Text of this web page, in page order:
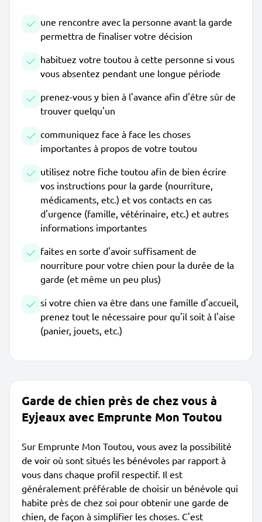
une rencontre avec la personne avant la garde
permettra de finaliser votre décision
habituez votre toutou à cette personne si vous
vous absentez pendant une longue période
prenez-vous y bien à l'avance afin d'être sûr de
trouver quelqu'un
communiquez face à face les choses
importantes à propos de votre toutou
utilisez notre fiche toutou afin de bien écrire
vos instructions pour la garde (nourriture,
médicaments, etc.) et vos contacts en cas
d'urgence (famille, vétérinaire, etc.) et autres
informations importantes
faites en sorte d'avoir suffisament de
nourriture pour votre chien pour la durée de la
garde (et même un peu plus)
si votre chien va être dans une famille d'accueil,
prenez tout le nécessaire pour qu'il soit à l'aise
(panier, jouets, etc.)
Garde de chien près de chez vous à
Eyjeaux avec Emprunte Mon Toutou
Sur Emprunte Mon Toutou, vous avez la possibilité
de voir où sont situés les bénévoles par rapport à
vous dans chaque profil respectif. Il est
généralement préférable de choisir un bénévole qui
habite près de chez soi pour obtenir une garde de
chien, de façon à simplifier les choses. C'est